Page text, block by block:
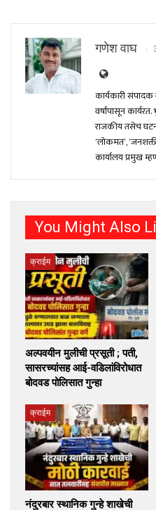
गणेश वाघ
कार्यकारी संपादक
वर्षांपासून
राजकीय तसेच
‘लोकमत’,
कार्यालय प्रमुख
You Might Also
क्राईम
अल्पवयीन मुलीची प्रसूती ; पती,
सासरच्यांसह आई-वडिलांविरोधात
बोदवड पोलिसात गुन्हा
क्राईम
नंदुरबार स्थानिक गुन्हे शाखेची